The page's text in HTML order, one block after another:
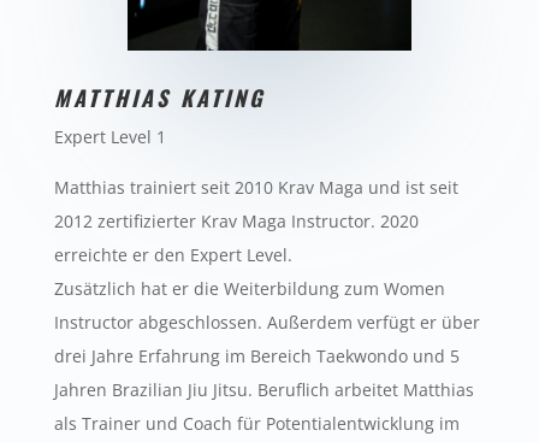
MATTHIAS KATING
Expert Level 1
Matthias trainiert seit 2010 Krav Maga und ist seit
2012 zertifizierter Krav Maga Instructor. 2020
erreichte er den Expert Level.
Zusätzlich hat er die Weiterbildung zum Women
Instructor abgeschlossen. Außerdem verfügt er über
drei Jahre Erfahrung im Bereich Taekwondo und 5
Jahren Brazilian Jiu Jitsu. Beruflich arbeitet Matthias
als Trainer und Coach für Potentialentwicklung im